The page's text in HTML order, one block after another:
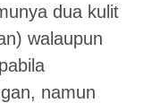
dua kulit
walaupun
namun